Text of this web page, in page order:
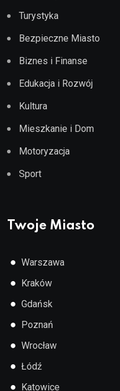
Turystyka
Bezpieczne Miasto
Biznes i Finanse
Edukacja i Rozwój
Kultura
Mieszkanie i Dom
Motoryzacja
Sport
Twoje Miasto
● Warszawa
● Kraków
● Gdańsk
● Poznań
● Wrocław
● Łódź
● Katowice